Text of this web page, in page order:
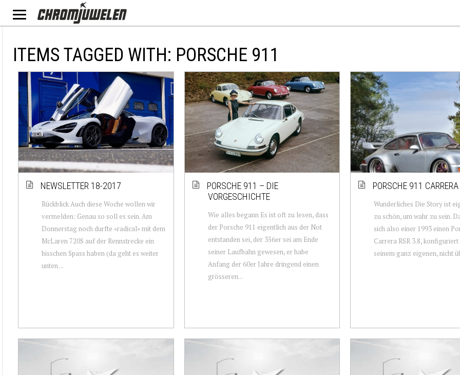
ITEMS TAGGED WITH: PORSCHE 911
NEWSLETTER 18-2017
Rückblick Auch diese Woche wollen wir
vermelden: Genau so soll es sein. Am
Donnerstag noch durfte «radical» mit dem
McLaren 720S auf der Rennstrecke ein
bisschen Spass haben (da geht es weiter
unten ...
PORSCHE 911 – DIE
VORGESCHICHTE
Wie alles begann Es ist oft zu lesen, dass
der Porsche 911 eigentlich aus der Not
entstanden sei, der 356er sei am Ende
seiner Laufbahn gewesen, er habe
Anfang der 60er Jahre dringend einen
grösseren...
PORSCHE 911
Wunderliches Die Story ist
zu schön, um wahr zu sein.
sich also einer 1993 einen
Carrera RSR 3.8, konfiguriert
seinem ganz eigenen, nicht